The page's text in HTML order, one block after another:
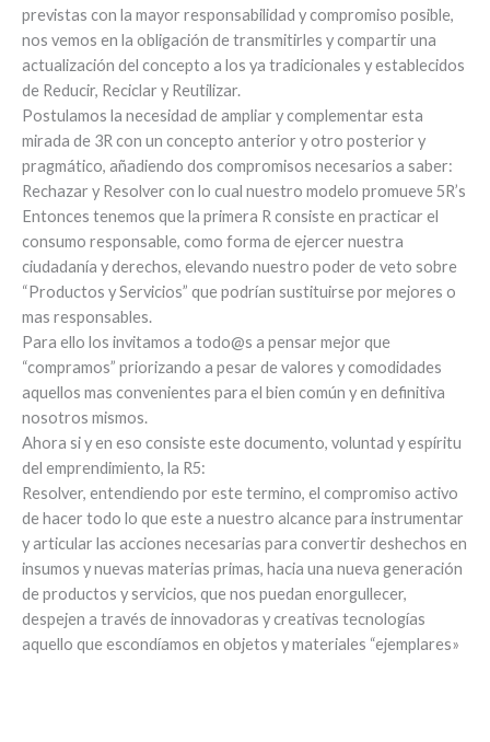
previstas con la mayor responsabilidad y compromiso posible,
nos vemos en la obligación de transmitirles y compartir una
actualización del concepto a los ya tradicionales y establecidos
de Reducir, Reciclar y Reutilizar.
Postulamos la necesidad de ampliar y complementar esta
mirada de 3R con un concepto anterior y otro posterior y
pragmático, añadiendo dos compromisos necesarios a saber:
Rechazar y Resolver con lo cual nuestro modelo promueve 5R’s
Entonces tenemos que la primera R consiste en practicar el
consumo responsable, como forma de ejercer nuestra
ciudadanía y derechos, elevando nuestro poder de veto sobre
“Productos y Servicios” que podrían sustituirse por mejores o
mas responsables.
Para ello los invitamos a todo@s a pensar mejor que
“compramos” priorizando a pesar de valores y comodidades
aquellos mas convenientes para el bien común y en definitiva
nosotros mismos.
Ahora si y en eso consiste este documento, voluntad y espíritu
del emprendimiento, la R5:
Resolver, entendiendo por este termino, el compromiso activo
de hacer todo lo que este a nuestro alcance para instrumentar
y articular las acciones necesarias para convertir deshechos en
insumos y nuevas materias primas, hacia una nueva generación
de productos y servicios, que nos puedan enorgullecer,
despejen a través de innovadoras y creativas tecnologías
aquello que escondíamos en objetos y materiales “ejemplares»